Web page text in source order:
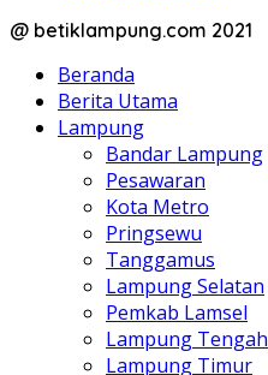
@ betiklampung.com 2021
Beranda
Berita Utama
Lampung
Bandar Lampung
Pesawaran
Kota Metro
Pringsewu
Tanggamus
Lampung Selatan
Pemkab Lamsel
Lampung Tengah
Lampung Timur